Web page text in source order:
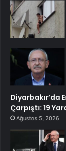
Diyarbakır’da
Çarpıştı: 19
Ağustos 5, 2026